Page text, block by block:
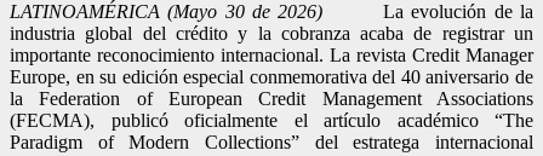
LATINOAMÉRICA (Mayo 30 de 2026)La evolución de la
industria global del crédito y la cobranza acaba de registrar un
importante reconocimiento internacional. La revista Credit Manager
Europe, en su edición especial conmemorativa del 40 aniversario de
la Federation of European Credit Management Associations
(FECMA), publicó oficialmente el artículo académico “The
Paradigm of Modern Collections” del estratega internacional